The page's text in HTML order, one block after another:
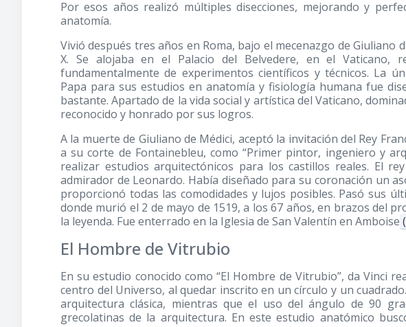
Por esos años realizó múltiples disecciones, mejorando y
anatomía.
Vivió después tres años en Roma, bajo el mecenazgo de Giuliano
X. Se alojaba en el Palacio del Belvedere, en el Vaticano,
fundamentalmente de experimentos científicos y técnicos. La
Papa para sus estudios en anatomía y fisiología humana fue
bastante. Apartado de la vida social y artística del Vaticano,
reconocido y honrado por sus logros.
A la muerte de Giuliano de Médici, aceptó la invitación del Rey
a su corte de Fontainebleu, como “Primer pintor, ingeniero y
realizar estudios arquitectónicos para los castillos reales. El
admirador de Leonardo. Había diseñado para su coronación un
proporcionó todas las comodidades y lujos posibles. Pasó sus
donde murió el 2 de mayo de 1519, a los 67 años, en brazos del
la leyenda. Fue enterrado en la Iglesia de San Valentín en Amboise
El Hombre de Vitrubio
En su estudio conocido como “El Hombre de Vitrubio”, da Vinci
centro del Universo, al quedar inscrito en un círculo y un
arquitectura clásica, mientras que el uso del ángulo de 90
grecolatinas de la arquitectura. En este estudio anatómico